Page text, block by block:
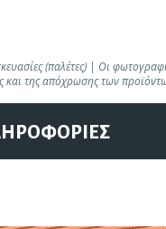
(παλέτες) | Οι
και της απόχρωσης των